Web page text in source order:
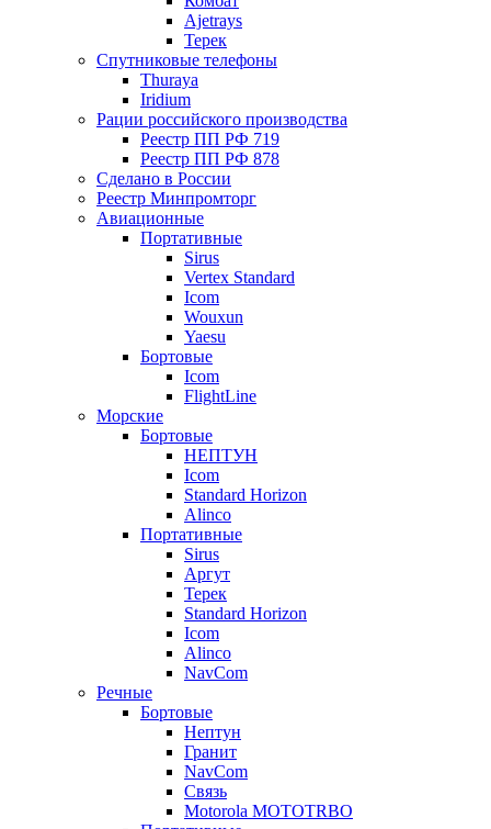
Ajetrays
Терек
Спутниковые телефоны
Thuraya
Iridium
Рации российского производства
Реестр ПП РФ 719
Реестр ПП РФ 878
Сделано в России
Реестр Минпромторг
Авиационные
Портативные
Sirus
Vertex Standard
Icom
Wouxun
Yaesu
Бортовые
Icom
FlightLine
Морские
Бортовые
НЕПТУН
Icom
Standard Horizon
Alinco
Портативные
Sirus
Аргут
Терек
Standard Horizon
Icom
Alinco
NavCom
Речные
Бортовые
Нептун
Гранит
NavCom
Связь
Motorola MOTOTRBO